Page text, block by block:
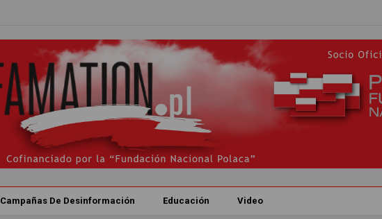
Campañas De Desinformación Educación Video